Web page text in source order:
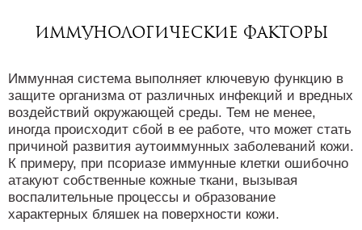
Иммунологические факторы
Иммунная система выполняет ключевую функцию в
защите организма от различных инфекций и вредных
воздействий окружающей среды. Тем не менее,
иногда происходит сбой в ее работе, что может стать
причиной развития аутоиммунных заболеваний кожи.
К примеру, при псориазе иммунные клетки ошибочно
атакуют собственные кожные ткани, вызывая
воспалительные процессы и образование
характерных бляшек на поверхности кожи.